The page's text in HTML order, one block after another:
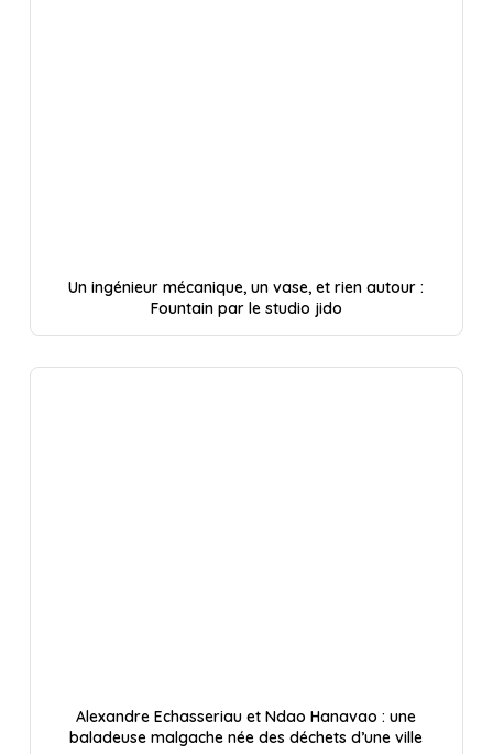
Un ingénieur mécanique, un vase, et rien autour :
Fountain par le studio jido
Alexandre Echasseriau et Ndao Hanavao : une
baladeuse malgache née des déchets d’une ville